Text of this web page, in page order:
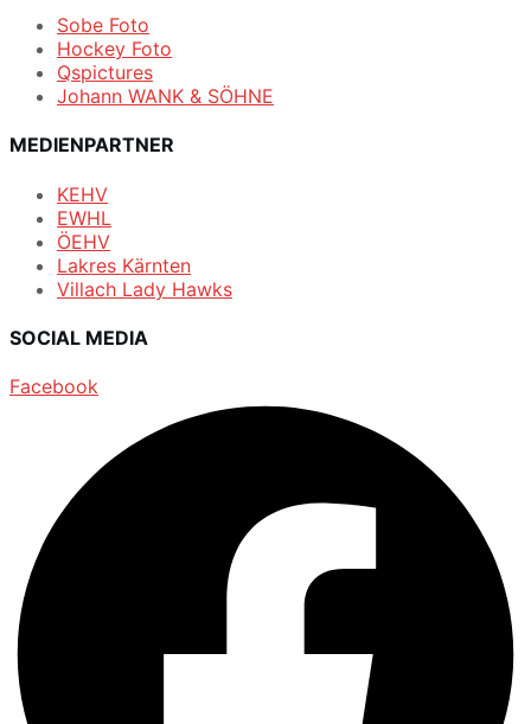
Sobe Foto
Hockey Foto
Qspictures
Johann WANK & SÖHNE
MEDIENPARTNER
KEHV
EWHL
ÖEHV
Lakres Kärnten
Villach Lady Hawks
SOCIAL MEDIA
Facebook